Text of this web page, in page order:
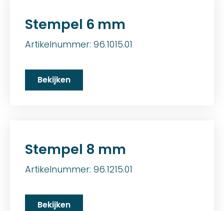
Stempel 6 mm
Artikelnummer: 96.1015.01
Bekijken
Stempel 8 mm
Artikelnummer: 96.1215.01
Bekijken